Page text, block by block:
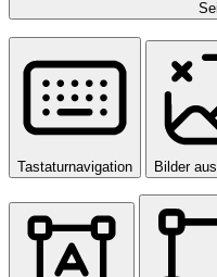
Tastaturnavigation Bilder